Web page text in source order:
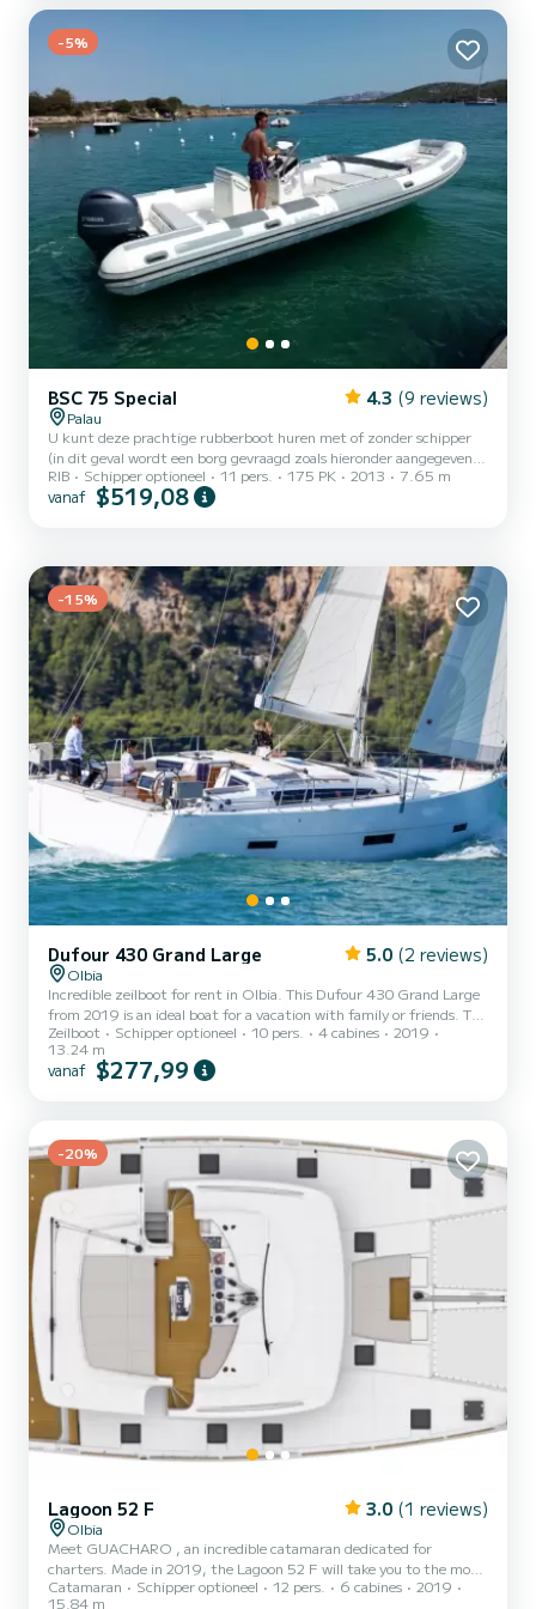
bellissima barca a motore ha una portata mas...
-5%
BSC 75 Special 4.3 (9 reviews)
Palau
U kunt deze prachtige rubberboot huren met of zonder schipper
(in dit geval wordt een borg gevraagd zoals hieronder aangegeven).
Onze prachtige BSC 75 Special rubberboot is ideaal om ons
prachtige archipel te verkennen, samen met uw vrienden en
water! Deze supercomfortabele rubberboot heeft een maximale
capaciteit van 11 pe...
RIB Schipper optioneel 11 pers. 175 PK 2013 7.65 m
vanaf $519,08
-15%
Dufour 430 Grand Large 5.0 (2 reviews)
Olbia
Incredible zeilboot for rent in Olbia. This Dufour 430 Grand Large
from 2019 is an ideal boat for a vacation with family or friends. The
zeilboot is 13 meters in length with 60 horsepower. The 4 cabins
can accommodate 10 passengers when cruising. Voor uw comfort
heeft ABACHI 2 toiletten met douche aan boord. Het heeft de
Zeilboot Schipper optioneel 10 pers. 4 cabines
2019
13.24 m
vanaf $277,99
-20%
Lagoon 52 F 3.0 (1 reviews)
Olbia
Meet GUACHARO , an incredible catamaran dedicated for
charters. Made in 2019, the Lagoon 52 F will take you to the most
beautiful anchorages in Olbia. The boat has 6 cabins with total
Catamaran Schipper optioneel 12 pers. 6 cabines
2019
15.84 m